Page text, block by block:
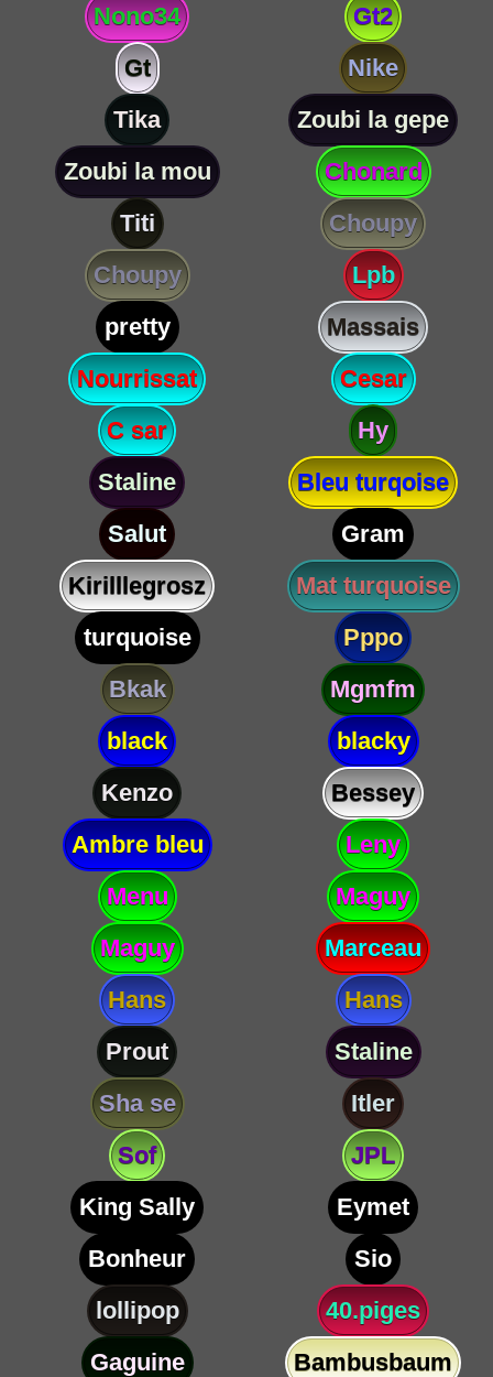
Nono34
Gt2
Gt
Nike
Tika
Zoubi la gepe
Zoubi la mou
Chonard
Titi
Choupy
Choupy
Lpb
pretty
Massais
Nourrissat
Cesar
C sar
Hy
Staline
Bleu turqoise
Salut
Gram
Kirilllegrosz
Mat turquoise
turquoise
Pppo
Bkak
Mgmfm
black
blacky
Kenzo
Bessey
Ambre bleu
Leny
Menu
Maguy
Maguy
Marceau
Hans
Hans
Prout
Staline
Sha se
Itler
Sof
JPL
King Sally
Eymet
Bonheur
Sio
lollipop
40.piges
Gaguine
Bambusbaum